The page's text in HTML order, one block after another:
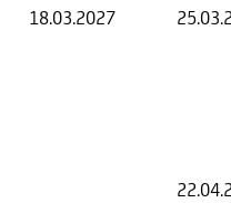
18.03.2027